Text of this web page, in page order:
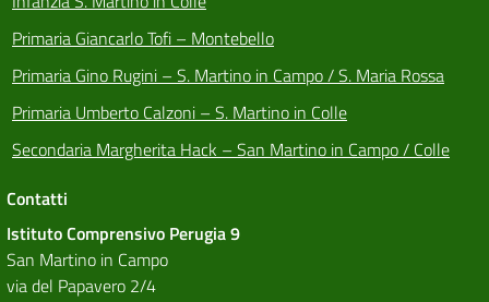
Primaria Giancarlo Tofi – Montebello
Primaria Gino Rugini – S. Martino in Campo / S. Maria Rossa
Primaria Umberto Calzoni – S. Martino in Colle
Secondaria Margherita Hack – San Martino in Campo / Colle
Contatti
Istituto Comprensivo Perugia 9
San Martino in Campo
via del Papavero 2/4